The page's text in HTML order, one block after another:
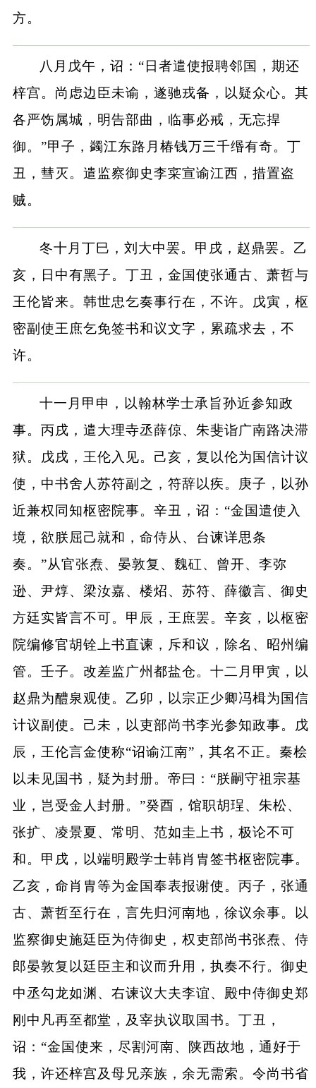
方。
八月戊午，诏：“日者遣使报聘邻国，期还
梓宫。尚虑边臣未谕，遂驰戎备，以疑众心。其
各严饬属城，明告部曲，临事必戒，无忘捍
御。”甲子，蠲江东路月椿钱万三千缗有奇。丁
丑，彗灭。遣监察御史李寀宣谕江西，措置盗
贼。
冬十月丁巳，刘大中罢。甲戌，赵鼎罢。乙
亥，日中有黑子。丁丑，金国使张通古、萧哲与
王伦皆来。韩世忠乞奏事行在，不许。戊寅，枢
密副使王庶乞免签书和议文字，累疏求去，不
许。
十一月甲申，以翰林学士承旨孙近参知政
事。丙戌，遣大理寺丞薛倞、朱斐诣广南路决滞
狱。戊戌，王伦入见。己亥，复以伦为国信计议
使，中书舍人苏符副之，符辞以疾。庚子，以孙
近兼权同知枢密院事。辛丑，诏：“金国遣使入
境，欲朕屈己就和，命侍从、台谏详思条
奏。”从官张焘、晏敦复、魏矼、曾开、李弥
逊、尹焞、梁汝嘉、楼炤、苏符、薛徽言、御史
方廷实皆言不可。甲辰，王庶罢。辛亥，以枢密
院编修官胡铨上书直谏，斥和议，除名、昭州编
管。壬子。改差监广州都盐仓。十二月甲寅，以
赵鼎为醴泉观使。乙卯，以宗正少卿冯楫为国信
计议副使。己未，以吏部尚书李光参知政事。戊
辰，王伦言金使称“诏谕江南”，其名不正。秦桧
以未见国书，疑为封册。帝曰：“朕嗣守祖宗基
业，岂受金人封册。”癸酉，馆职胡珵、朱松、
张扩、凌景夏、常明、范如圭上书，极论不可
和。甲戌，以端明殿学士韩肖胄签书枢密院事。
乙亥，命肖胄等为金国奉表报谢使。丙子，张通
古、萧哲至行在，言先归河南地，徐议余事。以
监察御史施廷臣为侍御史，权吏部尚书张焘、侍
郎晏敦复以廷臣主和议而升用，执奏不行。御史
中丞勾龙如渊、右谏议大夫李谊、殿中侍御史郑
刚中凡再至都堂，及宰执议取国书。丁丑，
诏：“金国使来，尽割河南、陕西故地，通好于
我，许还梓宫及母兄亲族，余无需索。令尚书省